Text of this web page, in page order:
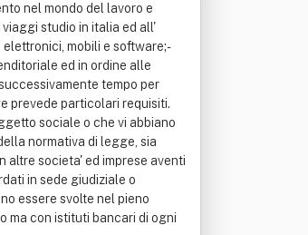
nel mondo del lavoro e
studio in italia ed all'
mobili e software;-
ed in ordine alle
tempo per
prevede particolari requisiti.
sociale o che vi abbiano
normativa di legge, sia
altre societa' ed imprese aventi
in sede giudiziale o
essere svolte nel pieno
ma con istituti bancari di ogni